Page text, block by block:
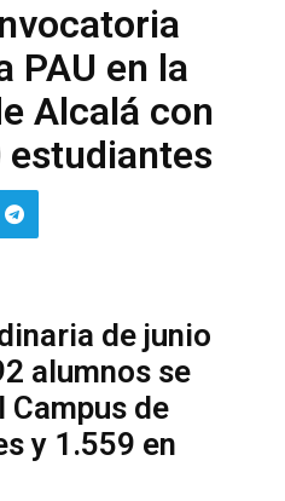
PAU en la
Alcalá con
estudiantes
de junio
alumnos se
Campus de
y 1.559 en